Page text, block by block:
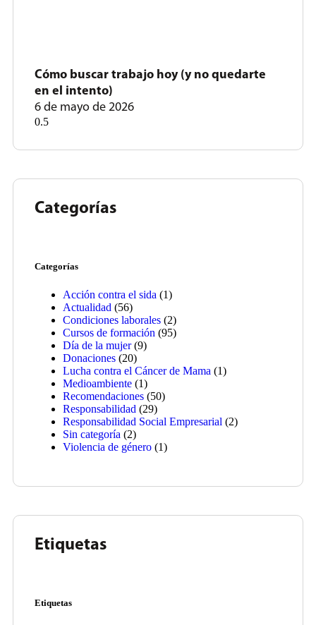
Cómo buscar trabajo hoy (y no quedarte
en el intento)
6 de mayo de 2026
Categorías
Categorías
Acción contra el sida (1)
Actualidad (56)
Condiciones laborales (2)
Cursos de formación (95)
Día de la mujer(9)
Donaciones (20)
Lucha contra el Cáncer de Mama (1)
Medioambiente (1)
Recomendaciones (50)
Responsabilidad (29)
Responsabilidad Social Empresarial (2)
Sin categoría (2)
Violencia de género (1)
Etiquetas
Etiquetas